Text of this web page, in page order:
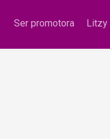
Ser promotora Litzy